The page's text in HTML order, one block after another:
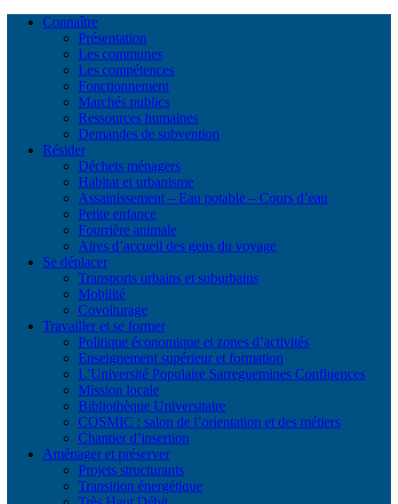
Connaître
Présentation
Les communes
Les compétences
Fonctionnement
Marchés publics
Ressources humaines
Demandes de subvention
Résider
Déchets ménagers
Habitat et urbanisme
Assainissement – Eau potable – Cours d’eau
Petite enfance
Fourrière animale
Aires d’accueil des gens du voyage
Se déplacer
Transports urbains et suburbains
Mobilité
Covoiturage
Travailler et se former
Politique économique et zones d’activités
Enseignement supérieur et formation
L’Université Populaire Sarreguemines Confluences
Mission locale
Bibliothèque Universitaire
COSMIC : salon de l’orientation et des métiers
Chantier d’insertion
Aménager et préserver
Projets structurants
Transition énergétique